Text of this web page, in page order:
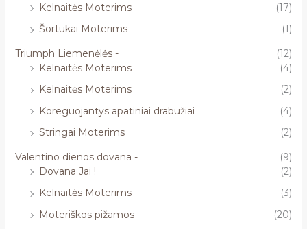
Kelnaitės Moterims
(17)
Šortukai Moterims
(1)
Triumph Liemenėlės -
(12)
Kelnaitės Moterims
(4)
Kelnaitės Moterims
(2)
Koreguojantys apatiniai drabužiai
(4)
Stringai Moterims
(2)
Valentino dienos dovana -
(9)
Dovana Jai !
(2)
Kelnaitės Moterims
(3)
Moteriškos pižamos
(20)